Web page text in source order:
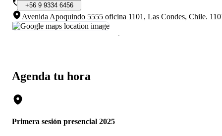
Agenda tu hora
Primera sesión presencial 2025
+56 9 9334 6456
Avenida Apoquindo 5555 oficina 1101, Las Condes, Chile.